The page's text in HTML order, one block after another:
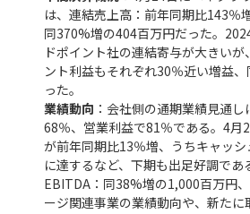
は、連結売上高：前年同期比143％
同370%増の404百万円だった。
ドポイント社の連結寄与が大きい
ント利益もそれぞれ30％近い増益
った。
業績動向 ：会社側の通期業績見通
68％、営業利益で81％である。4月
が前年同期比13％増、うちキャッ
に達するなど、下期も出足好調で
EBITDA：同38%増の1,000百万円
ージ関連事業の業績動向や、新た